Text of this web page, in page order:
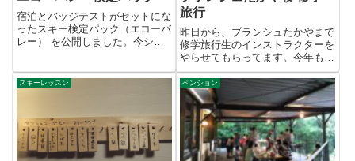
宿泊とバッジテストがセットにな
ったスキー検定パック（エコーバ
レー） を公開しました。今シー
旅行
昨日から、ブランシュたかやまで
修学旅行生のインストラクターを
やらせてもらってます。今年もか
なりの校数をやらせてもらうこ
と...
スキーレッスン ペンション